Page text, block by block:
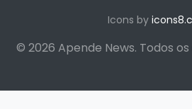
Icons by
© 2026 Apende News. Todos